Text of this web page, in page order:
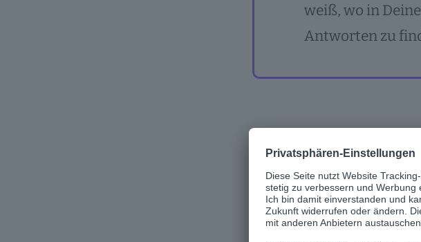
weiß, wo in
Antworten zu
Lies weiter, um
Unternehmen
zugänglich macht –
Deine eigene RAG-